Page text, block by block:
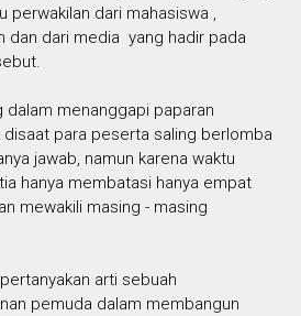
perwakilan dari mahasiswa ,
dan dari media yang hadir pada
menanggapi paparan
para peserta saling berlomba
jawab, namun karena waktu
hanya membatasi hanya empat
mewakili masing - masing
arti sebuah
pemuda dalam membangun